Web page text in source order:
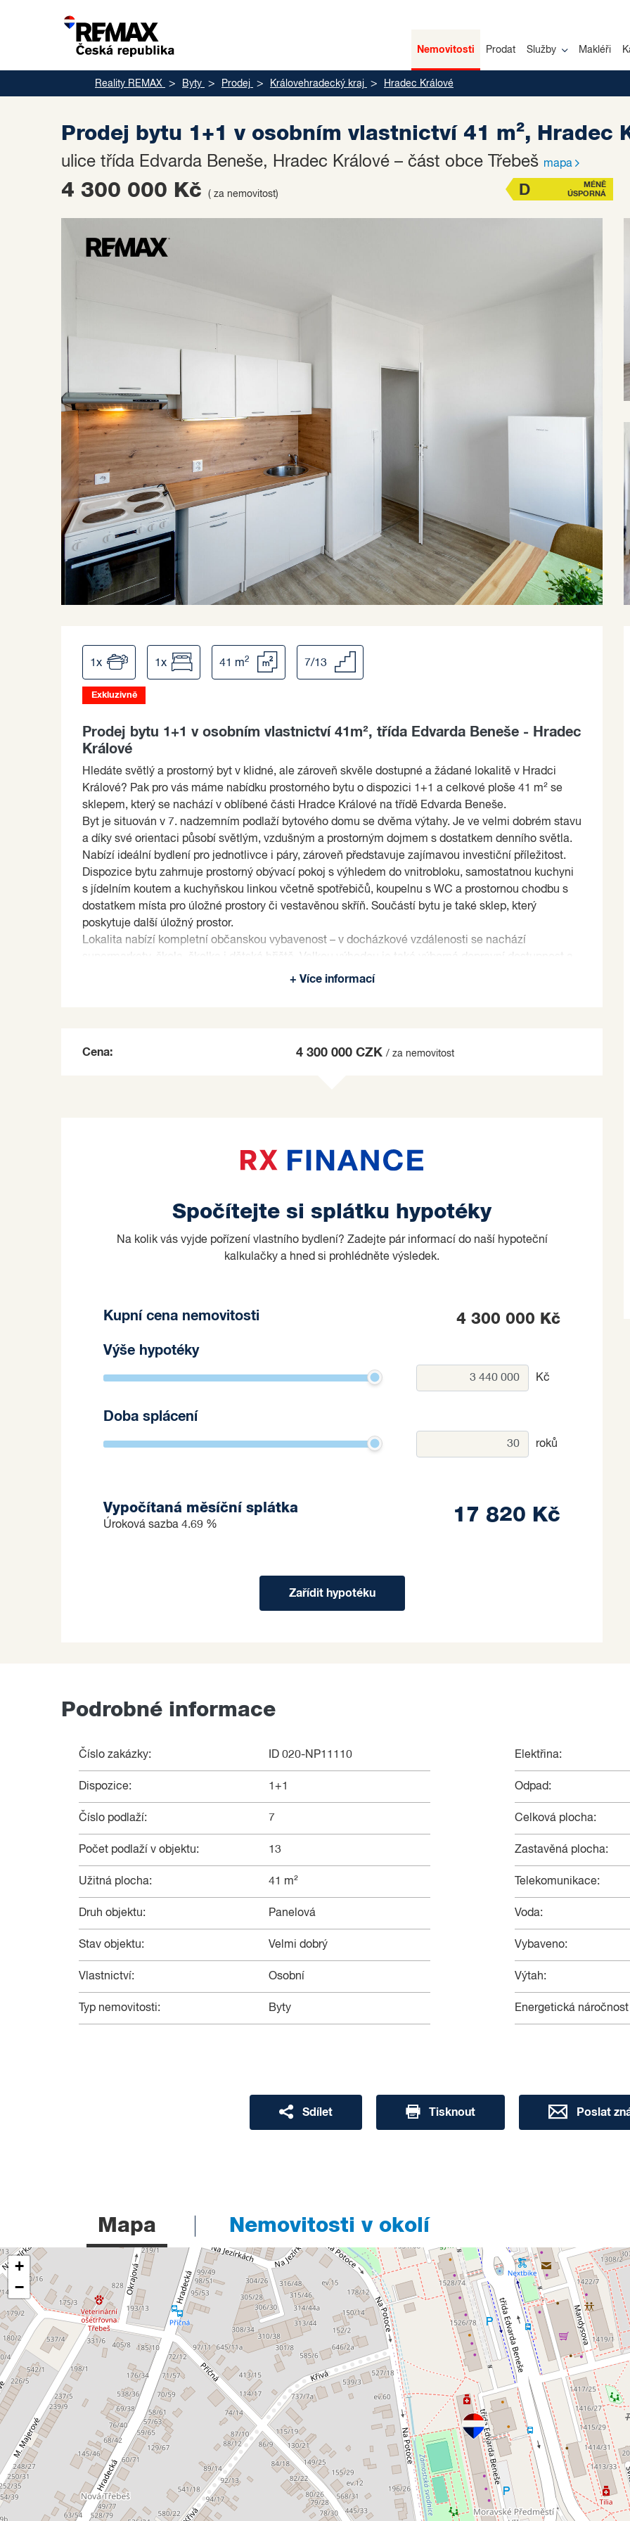
Nemovitosti Prodat Služby Makléři
Reality REMAX Byty Prodej Královehradecký kraj Hradec Králové
Prodej bytu 1+1 v osobním vlastnictví 41 m², Hradec
ulice třída Edvarda Beneše, Hradec Králové – část obce Třebeš mapa
4 300 000 Kč ( za nemovitost) D
MÉNĚ
ÚSPORNÁ
1x 1x 41 m2 7/13
Exkluzivně
Prodej bytu 1+1 v osobním vlastnictví 41m², třída Edvarda Beneše - Hradec
Králové
Hledáte světlý a prostorný byt v klidné, ale zároveň skvěle dostupné a žádané lokalitě v Hradci
Králové? Pak pro vás máme nabídku prostorného bytu o dispozici 1+1 a celkové ploše 41 m² se
sklepem, který se nachází v oblíbené části Hradce Králové na třídě Edvarda Beneše.
Byt je situován v 7. nadzemním podlaží bytového domu se dvěma výtahy. Je ve velmi dobrém stavu
a díky své orientaci působí světlým, vzdušným a prostorným dojmem s dostatkem denního světla.
Nabízí ideální bydlení pro jednotlivce i páry, zároveň představuje zajímavou investiční příležitost.
Dispozice bytu zahrnuje prostorný obývací pokoj s výhledem do vnitrobloku, samostatnou kuchyni
s jídelním koutem a kuchyňskou linkou včetně spotřebičů, koupelnu s WC a prostornou chodbu s
dostatkem místa pro úložné prostory či vestavěnou skříň. Součástí bytu je také sklep, který
poskytuje další úložný prostor.
Lokalita nabízí kompletní občanskou vybavenost – v docházkové vzdálenosti se nachází
pohodlné parkování v okolí domu. Milovníci sportu a přírody ocení množství zeleně a sportovišť v
+ Více informací
Cena: 4 300 000 CZK/ za nemovitost
Spočítejte si splátku hypotéky
Na kolik vás vyjde pořízení vlastního bydlení? Zadejte pár informací do naší hypoteční
kalkulačky a hned si prohlédněte výsledek.
Kupní cena nemovitosti 4 300 000 Kč
Výše hypotéky
Kč
Doba splácení
roků
Vypočítaná měsíční splátka
Úroková sazba 4.69 % 17 820 Kč
Zařídit hypotéku
Podrobné informace
Číslo zakázky: ID 020-NP11110
Dispozice: 1+1
Číslo podlaží: 7
Počet podlaží v objektu: 13
Užitná plocha: 41 m²
Druh objektu: Panelová
Stav objektu: Velmi dobrý
Vlastnictví: Osobní
Typ nemovitosti: Byty
Elektřina:
Odpad:
Celková plocha:
Zastavěná plocha:
Telekomunikace:
Voda:
Vybaveno:
Výtah:
Energetická
Sdílet Tisknout Poslat
Mapa Nemovitosti v okolí
+
−